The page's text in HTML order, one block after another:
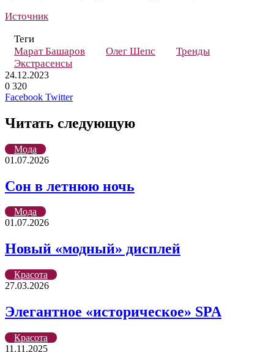
Источник
Теги
Марат Башаров
Олег Шепс
Тренды
Экстрасенсы
24.12.2023
0 320
Facebook TwitterLinkedIn
Tumblr
Reddit
Вконтакте
Одноклассники
Skype
Messenger
Messenger
WhatsApp
Telegram
Viber
Line
Поделиться
почту
Печатать
Читать следующую
Мода
01.07.2026
Сон в летнюю ночь
Мода
01.07.2026
Новый «модный» дисплей
Красота
27.03.2026
Элегантное «историческое» SPA
Красота
11.11.2025